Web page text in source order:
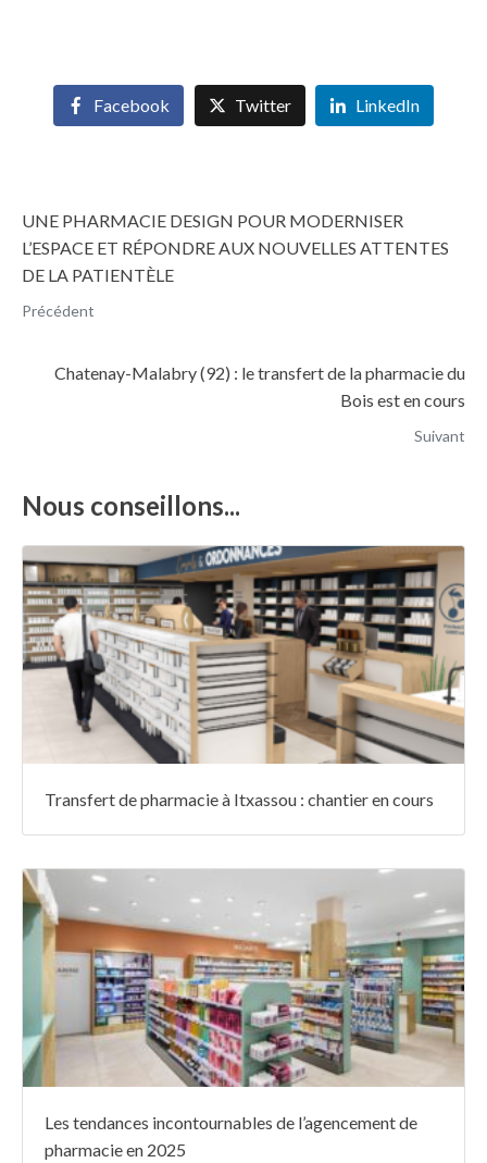
Facebook Twitter LinkedIn
UNE PHARMACIE DESIGN POUR MODERNISER
L’ESPACE ET RÉPONDRE AUX NOUVELLES ATTENTES
DE LA PATIENTÈLE
Précédent
Chatenay-Malabry (92) : le transfert de la pharmacie du
Bois est en cours
Suivant
Nous conseillons...
Transfert de pharmacie à Itxassou : chantier en cours
Les tendances incontournables de l’agencement de
pharmacie en 2025